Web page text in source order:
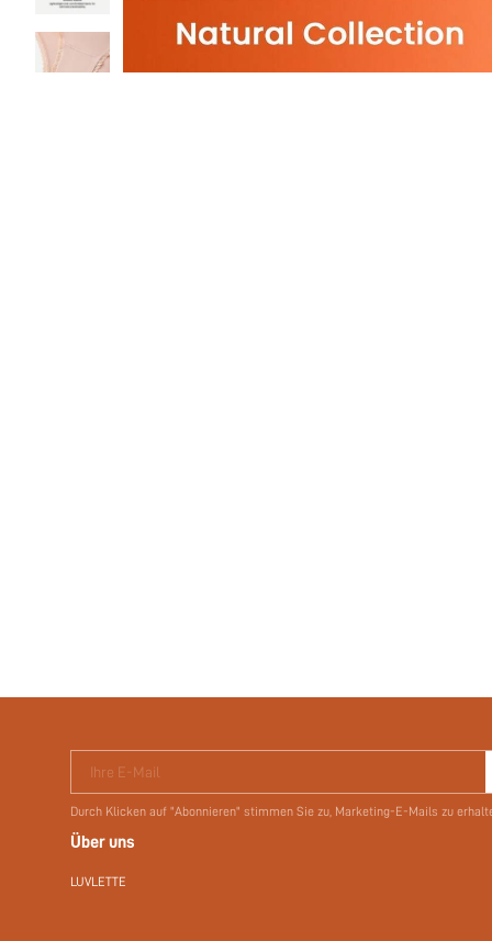
Ihre E-Mail
Durch Klicken auf "Abonnieren" stimmen Sie zu, Marketing-E-Mails zu
Über uns
LUVLETTE